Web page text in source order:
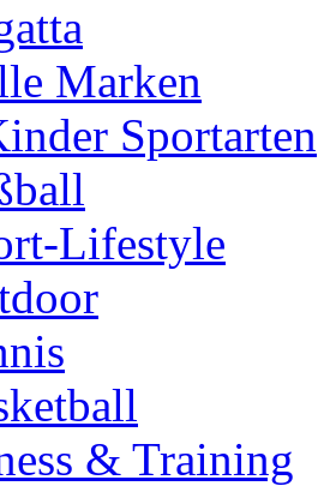
Marken
Sportarten
Lifestyle
& Training